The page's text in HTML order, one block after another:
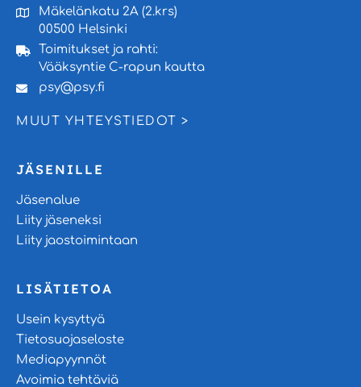
Mäkelänkatu 2A (2.krs)
00500 Helsinki
Toimitukset ja rahti:
Vääksyntie C-rapun kautta
psy@psy.fi
MUUT YHTEYSTIEDOT >
JÄSENILLE
Jäsenalue
Liity jäseneksi
Liity jaostoimintaan
LISÄTIETOA
Usein kysyttyä
Tietosuojaseloste
Mediapyynnöt
Avoimia tehtäviä